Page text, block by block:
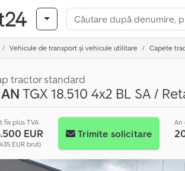
Vehicule de transport şi vehicule utilitare Capete
tractor standard
TGX 18.510 4x2 BL SA /
fix plus TVA
EUR
EUR brut)
Trimite solicitare
An